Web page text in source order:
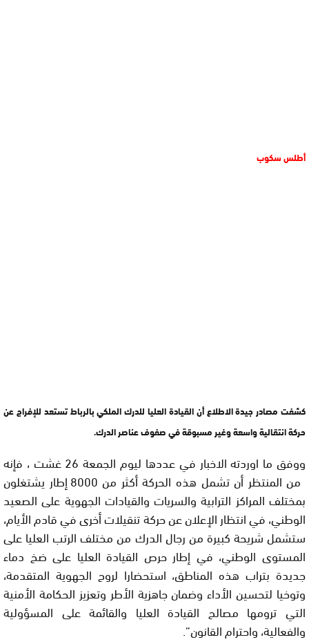
أطلس سكوب
كشفت مصادر جيدة الاطلاع أن القيادة العليا للدرك الملكي بالرباط تستعد للإفراج عن
حركة انتقالية واسعة وغير مسبوقة في صفوف عناصر الدرك.
ووفق ما اوردته الاخبار في عددها ليوم الجمعة 26 غشت ، فإنه
من المنتظر أن تشمل هذه الحركة أكثر من 8000 إطار يشتغلون
بمختلف المراكز الترابية والسريات والقيادات الجهوية على الصعيد
الوطني، في انتظار الإعلان عن حركة تنقيلات أخرى في قادم الأيام،
ستشمل شريحة كبيرة من رجال الدرك من مختلف الرتب العليا على
المستوى الوطني، في إطار حرص القيادة العليا على ضخ دماء
جديدة بتراب هذه المناطق، استحضارا لروح الجهوية المتقدمة،
وتوخيا لتحسين الأداء وضمان جاهزية الأطر وتعزيز الحكامة الأمنية
التي ترومها مصالح القيادة العليا والقائمة على المسؤولية
والفعالية، واحترام القانون”.